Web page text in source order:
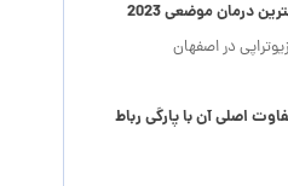
درمان موضعی 2023
در اصفهان
رباط صلیبی + 1 تفاوت اصلی آن با پارگی رباط